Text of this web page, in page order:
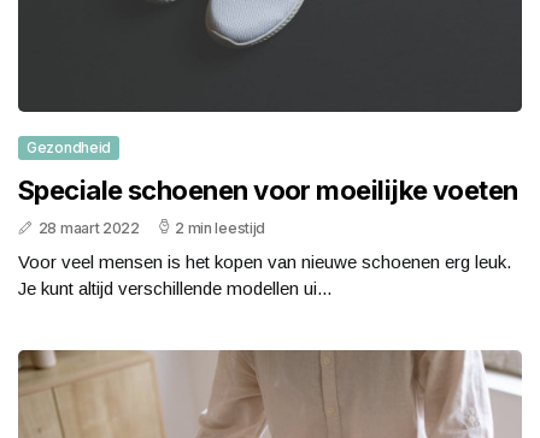
Gezondheid
Speciale schoenen voor moeilijke voeten
28 maart 2022 2 min leestijd
Voor veel mensen is het kopen van nieuwe schoenen erg leuk.
Je kunt altijd verschillende modellen ui...